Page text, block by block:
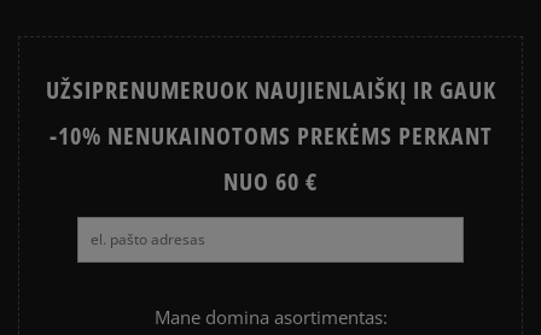
UŽSIPRENUMERUOK NAUJIENLAIŠKĮ IR GAUK
-10% NENUKAINOTOMS PREKĖMS PERKANT
NUO 60 €
Mane domina asortimentas: